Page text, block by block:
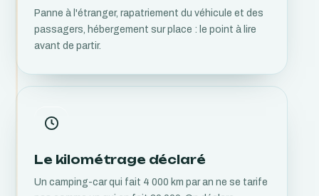
Panne à l'étranger, rapatriement du véhicule et des
passagers, hébergement sur place : le point à lire
avant de partir.
Le kilométrage déclaré
Un camping-car qui fait 4 000 km par an ne se tarife